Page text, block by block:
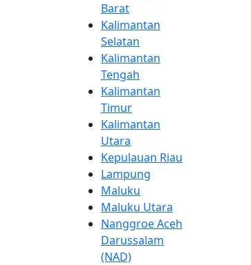
Barat
Kalimantan
Selatan
Kalimantan
Tengah
Kalimantan
Timur
Kalimantan
Utara
Kepulauan Riau
Lampung
Maluku
Maluku Utara
Nanggroe Aceh
Darussalam
(NAD)